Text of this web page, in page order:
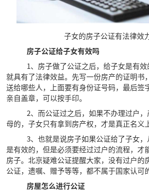
子女的房子公证有法律效
房子公证给子女有效吗
1、房子做了公证之后，给子女是有效
就具有了法律效益。先写一份房产的证明书
送给哪些人，上面要有身份证号码，最后签
亲自盖章，可以按手印。
2、而公证过之后，如果不办理过户，
母的，子女只有拿到房产权，才是真正名义
3、也就是说房子如果公证给了子女，
是有效的，但是必须要经过过户的流程，才
房子。北京疑难公证提醒大家，没有过户的
公证，遗嘱、赠予等等，都不属于国家认可
房屋怎么进行公证